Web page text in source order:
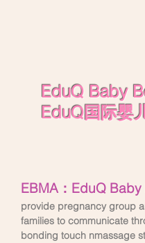
EduQ Baby
EduQ国际婴
EBMA：EduQ
provide pregnancy group
families to communicate
bonding touch nmassage